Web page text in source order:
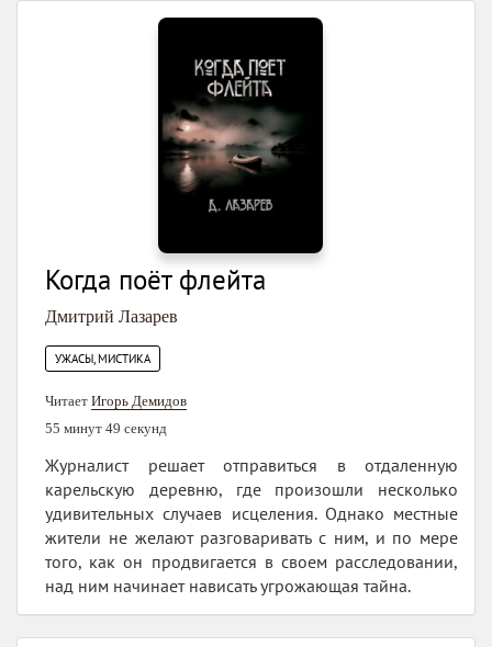
Когда поёт флейта
Дмитрий Лазарев
УЖАСЫ, МИСТИКА
Читает Игорь Демидов
55 минут 49 секунд
Журналист решает отправиться в отдаленную
карельскую деревню, где произошли несколько
удивительных случаев исцеления. Однако местные
жители не желают разговаривать с ним, и по мере
того, как он продвигается в своем расследовании,
над ним начинает нависать угрожающая тайна.